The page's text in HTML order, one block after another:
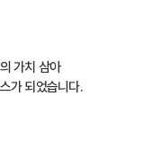
가치 삼아
가 되었습니다.